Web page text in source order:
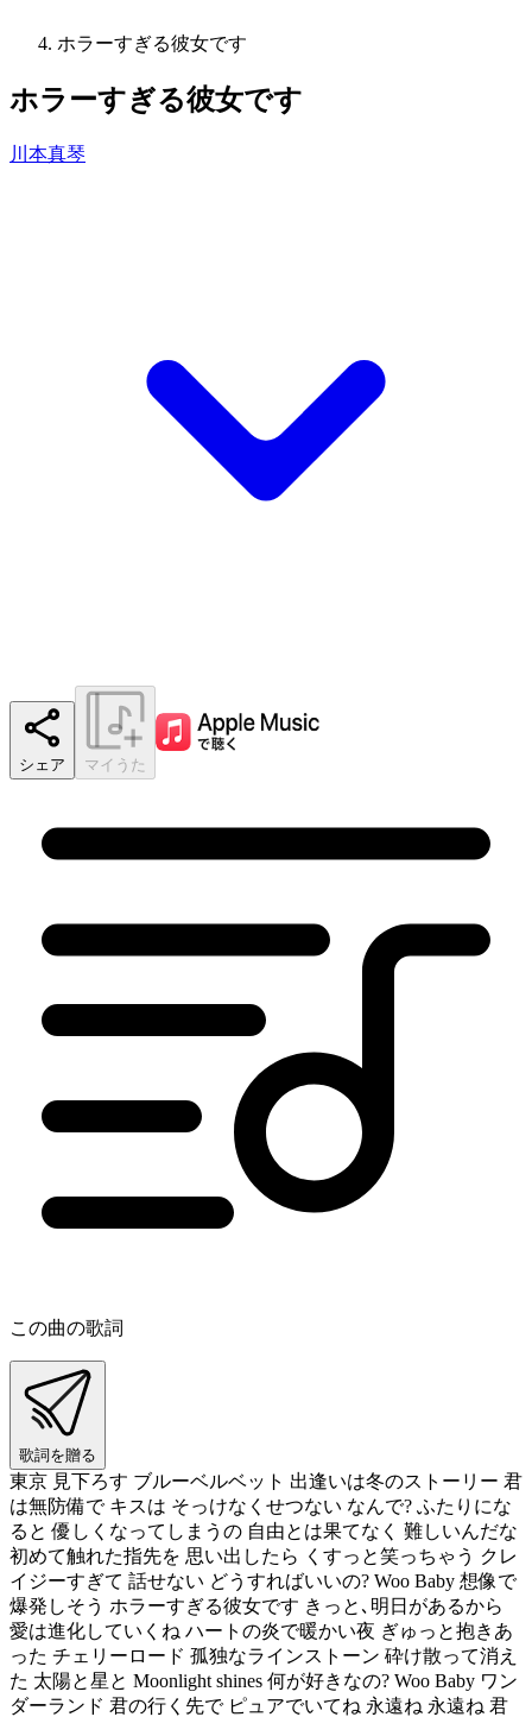
ホラーすぎる彼女です
ホラーすぎる彼女です
川本真琴
シェア マイうた
この曲の歌詞
歌詞を贈る
東京 見下ろす ブルーベルベット 出逢いは冬のストーリー 君
は無防備で キスは そっけなくせつない なんで? ふたりにな
ると 優しくなってしまうの 自由とは果てなく 難しいんだな
初めて触れた指先を 思い出したら くすっと笑っちゃう クレ
イジーすぎて 話せない どうすればいいの? Woo Baby 想像で
爆発しそう ホラーすぎる彼女です きっと､明日があるから
愛は進化していくね ハートの炎で暖かい夜 ぎゅっと抱きあ
った チェリーロード 孤独なラインストーン 砕け散って消え
た 太陽と星と Moonlight shines 何が好きなの? Woo Baby ワン
ダーランド 君の行く先で ピュアでいてね 永遠ね 永遠ね 君